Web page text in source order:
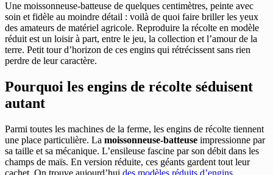
Une moissonneuse-batteuse de quelques centimètres, peinte avec
soin et fidèle au moindre détail : voilà de quoi faire briller les yeux
des amateurs de matériel agricole. Reproduire la récolte en modèle
réduit est un loisir à part, entre le jeu, la collection et l’amour de la
terre. Petit tour d’horizon de ces engins qui rétrécissent sans rien
perdre de leur caractère.
Pourquoi les engins de récolte séduisent
autant
Parmi toutes les machines de la ferme, les engins de récolte tiennent
une place particulière. La moissonneuse-batteuse impressionne par
sa taille et sa mécanique. L’ensileuse fascine par son débit dans les
champs de maïs. En version réduite, ces géants gardent tout leur
cachet. On trouve aujourd’hui des modèles réduits d’engins